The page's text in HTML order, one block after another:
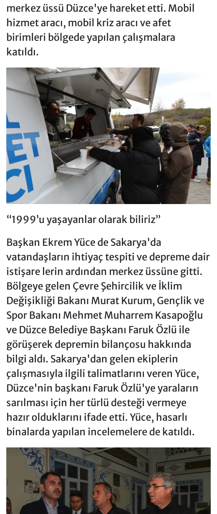
merkez üssü Düzce'ye hareket etti. Mobil
hizmet aracı, mobil kriz aracı ve afet
birimleri bölgede yapılan çalışmalara
katıldı.
“1999’u yaşayanlar olarak biliriz”
Başkan Ekrem Yüce de Sakarya'da
vatandaşların ihtiyaç tespiti ve depreme dair
istişare lerin ardından merkez üssüne gitti.
Bölgeye gelen Çevre Şehircilik ve İklim
Değişikliği Bakanı Murat Kurum, Gençlik ve
Spor Bakanı Mehmet Muharrem Kasapoğlu
ve Düzce Belediye Başkanı Faruk Özlü ile
görüşerek depremin bilançosu hakkında
bilgi aldı. Sakarya'dan gelen ekiplerin
çalışmasıyla ilgili talimatlarını veren Yüce,
Düzce'nin başkanı Faruk Özlü'ye yaraların
sarılması için her türlü desteği vermeye
hazır olduklarını ifade etti. Yüce, hasarlı
binalarda yapılan incelemelere de katıldı.